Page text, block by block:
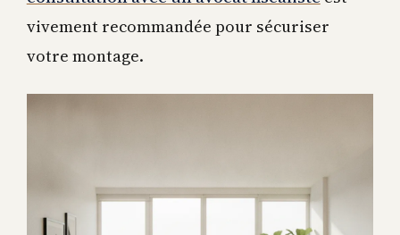
vivement recommandée pour sécuriser
votre montage.